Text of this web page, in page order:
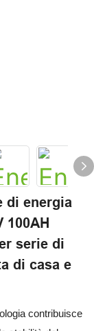
di energia
serie di
di casa e
contribuisce